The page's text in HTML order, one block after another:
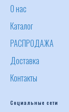
О нас
Каталог
РАСПРОДАЖА
Доставка
Контакты
Социальные сети